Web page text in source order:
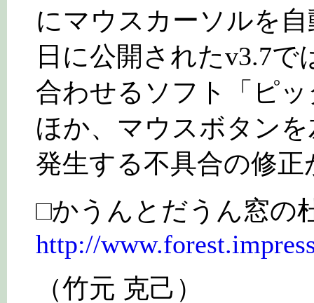
にマウスカーソルを
日に公開されたv3.7
合わせるソフト「ピ
ほか、マウスボタン
発生する不具合の修
□かうんとだうん窓の
http://
（竹元 克己）